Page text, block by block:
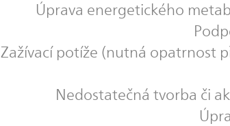
Úprava energetického
Zažívací potíže (nutná opatrnost
Nedostatečná tvorba či